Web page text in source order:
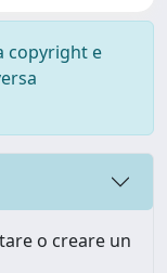
copyright e
o creare un